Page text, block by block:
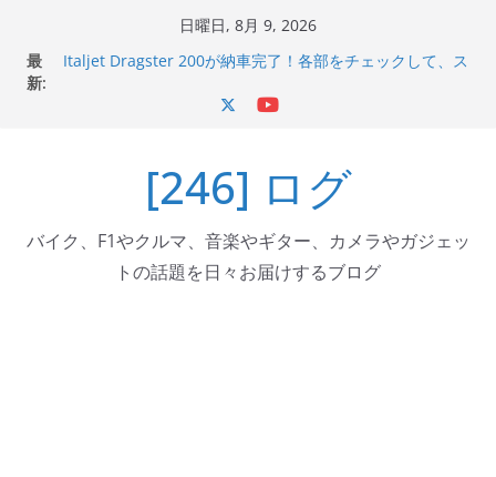
日曜日, 8月 9, 2026
最
新:
Italjet Dragster 200が納車完了！各部をチェックして、ス
器エフェクターが返礼品でもらえる！
Italjet Dragster 200のフロントISSサスの動きが判ったら
コーナリングが楽しくなった
[246] ログ
バイク、F1やクルマ、音楽やギター、カメラやガジェッ
トの話題を日々お届けするブログ